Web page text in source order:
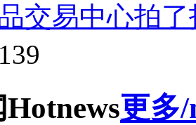
交易中心拍
Hotnews更多